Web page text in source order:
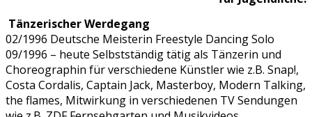
Tänzerischer Werdegang
02/1996 Deutsche Meisterin Freestyle Dancing Solo
09/1996 – heute Selbstständig tätig als Tänzerin und
Choreographin für verschiedene Künstler wie z.B. Snap!,
Costa Cordalis, Captain Jack, Masterboy, Modern Talking,
the flames, Mitwirkung in verschiedenen TV Sendungen